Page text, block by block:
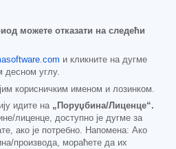
можете отказати на следећи
и кликните на дугме
десном углу.
корисничким именом и лозинком.
идите на „Поруџбина/Лиценце“.
лиценце, доступно је дугме за
ако је потребно. Напомена: Ако
производа, мораћете да их